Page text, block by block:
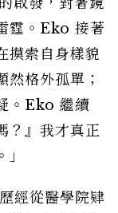
霆。Eko 接著
摸索自身樣貌
然格外孤單；
。Eko 繼續
？』我才真正
經從醫學院肄